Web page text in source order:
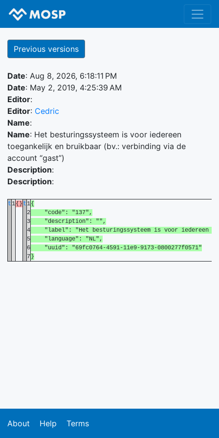
Previous versions
Date: Aug 8, 2026, 6:18:11 PM
Date: May 2, 2019, 4:25:39 AM
Editor:
Editor: Cedric
Name:
Name: Het besturingssysteem is voor iedereen
toegankelijk en bruikbaar (bv.: verbinding via de
account “gast”)
Description:
Description:
t 1{} t 1{
2 "code": "137",
3 "description": "",
4 "label": "Het besturingssysteem is voor iedereen
5 "language": "NL",
6 "uuid": "69fc0764-4591-11e9-9173-0800277f0571"
7 }
About Help Terms